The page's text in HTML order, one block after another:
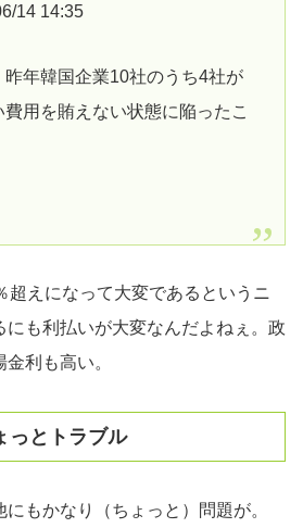
14 14:35
年韓国企業10社のうち4社が
用を賄えない状態に陥ったこ
超えになって大変であるというニ
にも利払いが大変なんだよねぇ。政
利も高い。
っとトラブル
もかなり（ちょっと）問題が。